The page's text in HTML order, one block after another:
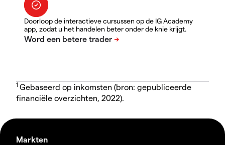
Doorloop de interactieve cursussen op de IG Academy
app, zodat u het handelen beter onder de knie krijgt.
1 Gebaseerd op inkomsten (bron: gepubliceerde
financiële overzichten, 2022).
Markten